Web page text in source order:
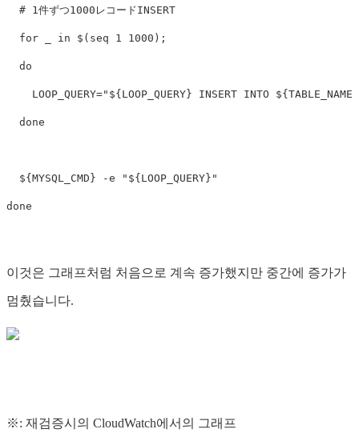
# 1件ずつ1000レコードINSERT
for in $( seq 1 1000 ) ;
do
LOOP_QUERY=" ${ LOOP_QUERY } INSERT INTO ${ TABLE_NAME
done
${ MYSQL_CMD } -e " ${ LOOP_QUERY } "
done
이것은 그래프처럼 처음으로 계속 증가했지만 중간에 증가가
멈췄습니다.
※: 재검증시의 CloudWatch에서의 그래프